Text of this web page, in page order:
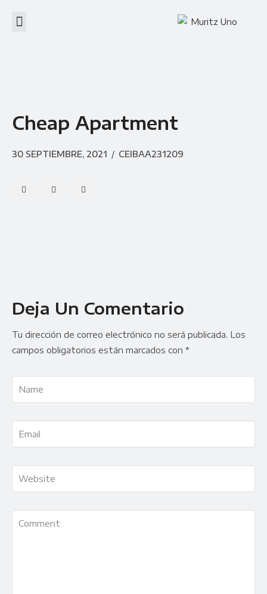
Cheap Apartment
30 SEPTIEMBRE, 2021 / CEIBAA231209
Deja Un Comentario
Tu dirección de correo electrónico no será publicada. Los
campos obligatorios están marcados con *